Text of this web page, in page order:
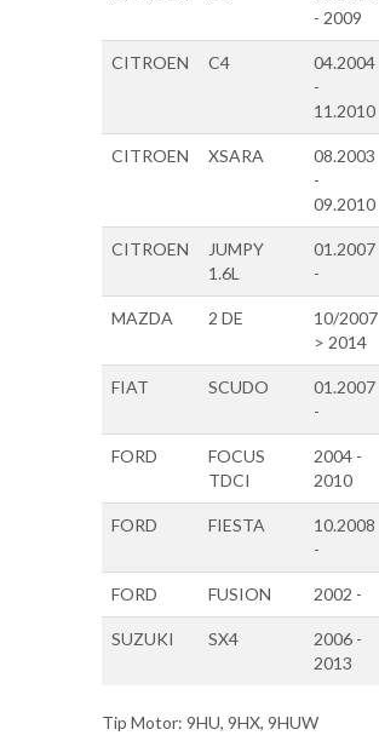
- 2009
CITROEN C4
04.2004
-
11.2010
CITROEN XSARA
08.2003
-
09.2010
CITROEN
JUMPY
1.6L
01.2007
-
MAZDA 2 DE
10/2007
> 2014
FIAT SCUDO
01.2007
-
FORD
FOCUS
TDCI
2004 -
2010
FORD FIESTA
10.2008
-
FORD FUSION 2002 -
SUZUKI SX4
2006 -
2013
Tip Motor: 9HU, 9HX, 9HUW